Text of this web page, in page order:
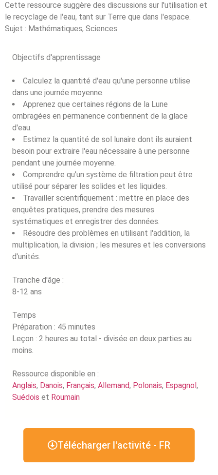
Cette ressource suggère des discussions sur l'utilisation et
le recyclage de l'eau, tant sur Terre que dans l'espace.
Sujet : Mathématiques, Sciences
Objectifs d'apprentissage
Calculez la quantité d'eau qu'une personne utilise
dans une journée moyenne.
Apprenez que certaines régions de la Lune
ombragées en permanence contiennent de la glace
d'eau.
Estimez la quantité de sol lunaire dont ils auraient
besoin pour extraire l'eau nécessaire à une personne
pendant une journée moyenne.
Comprendre qu'un système de filtration peut être
utilisé pour séparer les solides et les liquides.
Travailler scientifiquement : mettre en place des
enquêtes pratiques, prendre des mesures
systématiques et enregistrer des données.
Résoudre des problèmes en utilisant l'addition, la
multiplication, la division ; les mesures et les conversions
d'unités.
Tranche d'âge :
8-12 ans
Temps
Préparation : 45 minutes
Leçon : 2 heures au total - divisée en deux parties au
moins.
Ressource disponible en :
Anglais, Danois, Français, Allemand, Polonais, Espagnol ,
Suédois et Roumain
Télécharger l'activité - FR